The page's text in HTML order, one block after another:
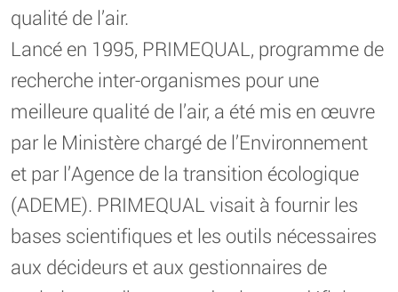
qualité de l’air.
Lancé en 1995, PRIMEQUAL, programme de
recherche inter-organismes pour une
meilleure qualité de l’air, a été mis en œuvre
par le Ministère chargé de l’Environnement
et par l’Agence de la transition écologique
(ADEME). PRIMEQUAL visait à fournir les
bases scientifiques et les outils nécessaires
aux décideurs et aux gestionnaires de